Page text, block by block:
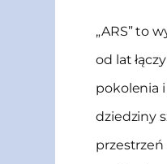
„ARS” to
od lat
pokolenia
dziedziny